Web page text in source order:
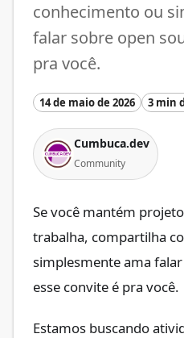
conhecimento ou
falar sobre open
pra você.
14 de maio de 2026 3 min
Cumbuca.dev
Community
Se você mantém
trabalha, compartilha
simplesmente ama
esse convite é pra você.
Estamos buscando